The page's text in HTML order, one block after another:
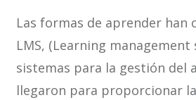
Las formas de aprender han
LMS, (Learning management
sistemas para la gestión del
llegaron para proporcionar